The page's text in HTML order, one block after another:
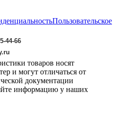
Пользовательское
44-66
товаров носят
и могут отличаться от
документации
информацию у наших